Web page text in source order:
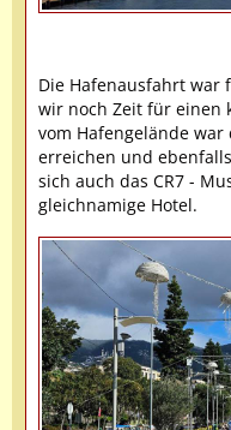
Die Hafenausfahrt war
wir noch Zeit für einen
vom Hafengelände war
erreichen und
sich auch das CR7 -
gleichnamige Hotel.